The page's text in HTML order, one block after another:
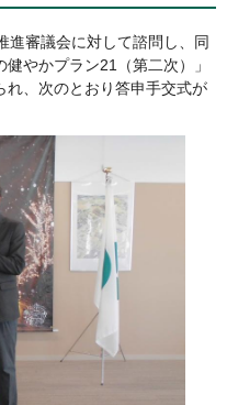
進審議会に対して諮問し、同
やかプラン21（第二次）」
れ、次のとおり答申手交式が